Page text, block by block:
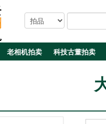
老相机拍卖 科技古董拍卖